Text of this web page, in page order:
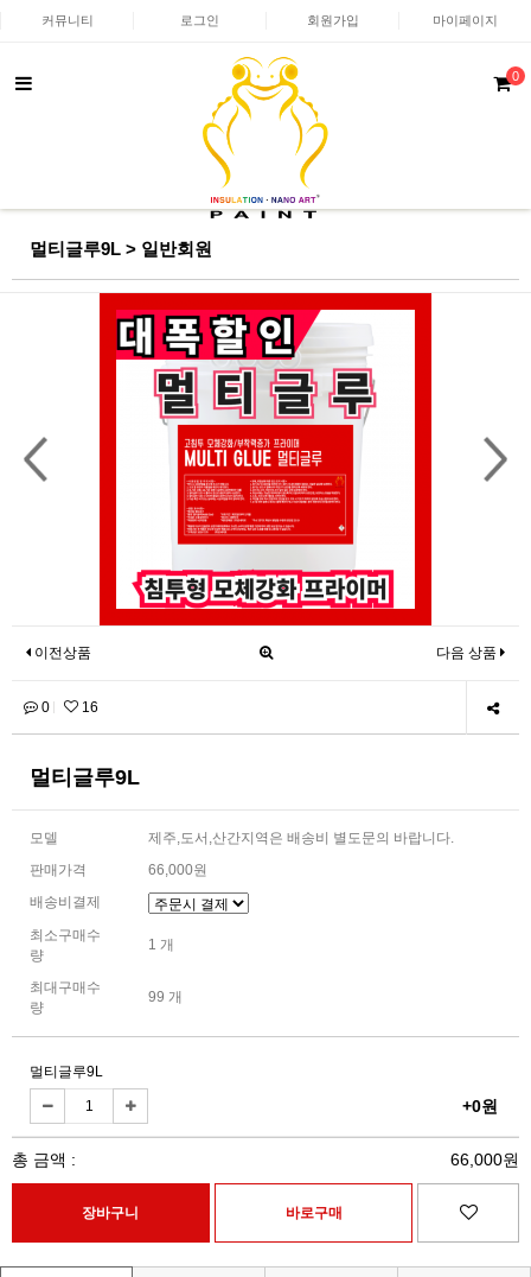
커뮤니티 로그인 회원가입 마이페이지
0
멀티글루9L > 일반회원
이전상품 다음 상품
0 16
멀티글루9L
모델
제주,도서,산간지역은 배송비 별도문의 바랍니다.
판매가격
66,000원
배송비결제
최소구매수
량
1 개
최대구매수
량
99 개
멀티글루9L
+0원
총 금액 : 66,000원